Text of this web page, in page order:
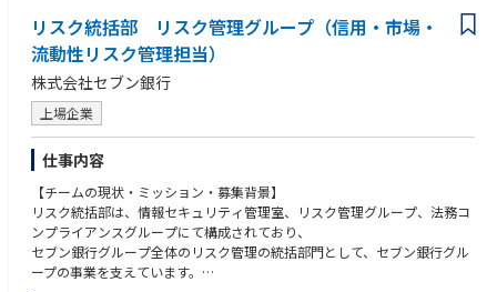
※その他、企画第1・2G、総務G等があります。
・リーガル・コンプライアンス（各国の法律や規制等への精通）
【キャリアパス】
・グループ内を含む事業会社や投資会社等の経営幹部、リーダーシップポ
ジション
・独立、起業 等
・関連分野（スタートアップ、投資、財務、半導体、AIなど）における経
験やスキル
【求める人物像】
・自走力のある方
・職務内容に強いこだわりがなく、幅広い興味/カバー力のある方（ジェ
ネラリスト志向な方）
・問題解決につながる積極的な提案と、その実行に向けてコミュニケーシ
ョンよく業務推進できる方
リスク統括部 リスク管理グループ（信用・市場・
流動性リスク管理担当）
株式会社セブン銀行
上場企業
仕事内容
【チームの現状・ミッション・募集背景】
リスク統括部は、情報セキュリティ管理室、リスク管理グループ、法務コ
ンプライアンスグループにて構成されており、
セブン銀行グループ全体のリスク管理の統括部門として、セブン銀行グル
ープの事業を支えています。